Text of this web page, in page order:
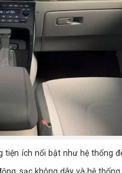
ích nổi bật như hệ thống